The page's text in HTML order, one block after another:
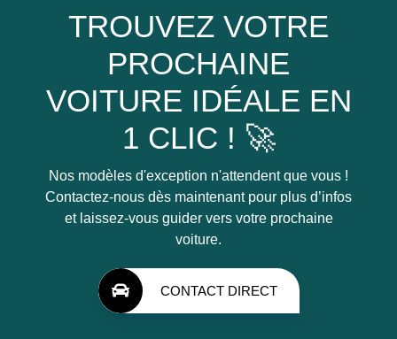
TROUVEZ VOTRE
PROCHAINE
VOITURE IDÉALE EN
1 CLIC ! 🚀
Nos modèles d'exception n'attendent que vous !
Contactez-nous dès maintenant pour plus d’infos
et laissez-vous guider vers votre prochaine
voiture.
CONTACT DIRECT